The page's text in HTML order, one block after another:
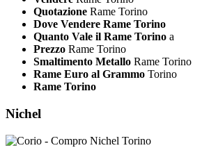
Quotazione Rame Torino
Dove Vendere Rame Torino
Quanto Vale il Rame Torino a
Prezzo Rame Torino
Smaltimento Metallo Rame Torino
Rame Euro al Grammo Torino
Rame Torino
Nichel